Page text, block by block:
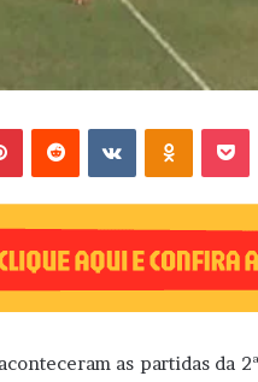
VK OK
as partidas da